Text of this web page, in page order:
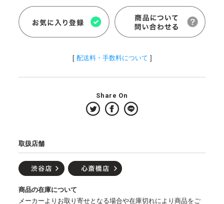
[ 配送料・手数料について ]
Share On
取扱店舗
商品の在庫について
メーカーよりお取り寄せとなる場合や在庫切れにより商品をご